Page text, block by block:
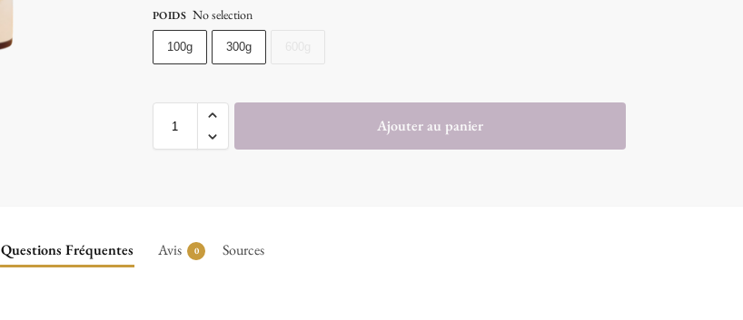
POIDS No selection
100g 300g
Ajouter au panier
Questions Fréquentes Avis 0 Sources